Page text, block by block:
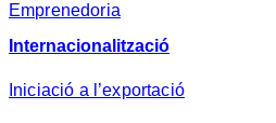
Emprenedoria
Internacionalització
Iniciació a l’exportació